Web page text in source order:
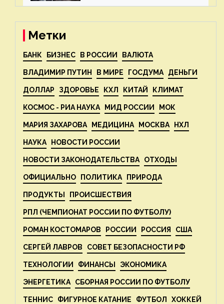
— новости экологии на
Метки
БАНК БИЗНЕС В РОССИИ ВАЛЮТА
ВЛАДИМИР ПУТИН В МИРЕ ГОСДУМА ДЕНЬГИ
ДОЛЛАР ЗДОРОВЬЕ КХЛ КИТАЙ КЛИМАТ
КОСМОС - РИА НАУКА МИД РОССИИ МОК
МАРИЯ ЗАХАРОВА МЕДИЦИНА МОСКВА НХЛ
НАУКА НОВОСТИ РОССИИ
НОВОСТИ ЗАКОНОДАТЕЛЬСТВА ОТХОДЫ
ОФИЦИАЛЬНО ПОЛИТИКА ПРИРОДА
ПРОДУКТЫ ПРОИСШЕСТВИЯ
РПЛ (ЧЕМПИОНАТ РОССИИ ПО ФУТБОЛУ)
РОМАН КОСТОМАРОВ РОССИИ РОССИЯ США
СЕРГЕЙ ЛАВРОВ СОВЕТ БЕЗОПАСНОСТИ РФ
ТЕХНОЛОГИИ ФИНАНСЫ ЭКОНОМИКА
ЭНЕРГЕТИКА СБОРНАЯ РОССИИ ПО ФУТБОЛУ
ТЕННИС ФИГУРНОЕ КАТАНИЕ ФУТБОЛ ХОККЕЙ